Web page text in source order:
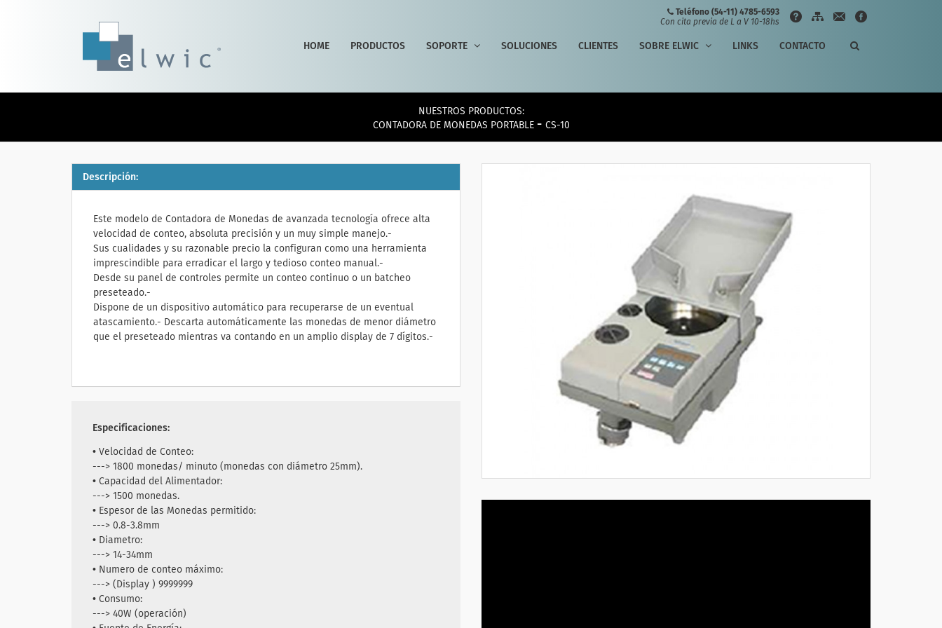
Teléfono (54-11) 4785-6593
Con cita previa de L a V 10-18hs
HOME PRODUCTOS SOPORTE SOLUCIONES CLIENTES SOBRE ELWIC LINKS CONTACTO
NUESTROS PRODUCTOS:
CONTADORA DE MONEDAS PORTABLE - CS-10
Descripción:
Este modelo de Contadora de Monedas de avanzada tecnología ofrece alta
velocidad de conteo, absoluta precisión y un muy simple manejo.-
Sus cualidades y su razonable precio la configuran como una herramienta
imprescindible para erradicar el largo y tedioso conteo manual.-
Desde su panel de controles permite un conteo continuo o un batcheo
preseteado.-
Dispone de un dispositivo automático para recuperarse de un eventual
atascamiento.- Descarta automáticamente las monedas de menor diámetro
que el preseteado mientras va contando en un amplio display de 7 dígitos.-
Especificaciones:
• Velocidad de Conteo:
---> 1800 monedas/ minuto (monedas con diámetro 25mm).
• Capacidad del Alimentador:
---> 1500 monedas.
• Espesor de las Monedas permitido:
---> 0.8-3.8mm
• Diametro:
---> 14-34mm
• Numero de conteo máximo:
---> (Display ) 9999999
• Consumo:
---> 40W (operación)